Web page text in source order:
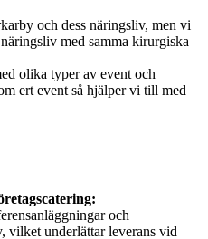
och dess näringsliv, men vi
med samma kirurgiska
olika typer av event och
ert event så hjälper vi till med
och
vilket underlättar leverans vid